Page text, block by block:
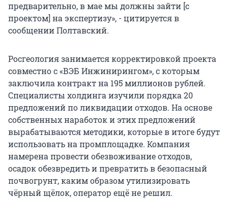
предварительно, в мае мы должны зайти [с
проектом] на экспертизу», - цитируется в
сообщении Полтавский.
Росгеология занимается корректировкой проекта
совместно с «ВЭБ Инжинирингом», с которым
заключила контракт на 195 миллионов рублей.
Специалисты холдинга изучили порядка 20
предложений по ликвидации отходов. На основе
собственных наработок и этих предложений
вырабатываются методики, которые в итоге будут
использовать на промплощадке. Компания
намерена провести обезвоживание отходов,
осадок обезвредить и превратить в безопасный
почвогрунт, каким образом утилизировать
чёрный щёлок, оператор ещё не решил.